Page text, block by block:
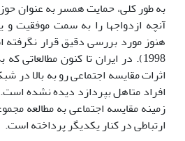
به طور کلی، حمایت همسر به عنوان
آنچه ازدواج­ها را به سمت
هنوز مورد بررسی دقیق قرار نگرفته
1998). در ایران تا کنون
اثرات مقایسه اجتماعی رو به بالا در
افراد متاهل بپردازد دیده نشده
زمینه مقایسه اجتماعی به مطالعه
ارتباطی در کنار یکدیگر پرداخته است.